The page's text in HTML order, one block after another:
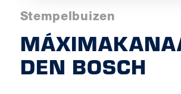
Stempelbuizen
DEN BOSCH